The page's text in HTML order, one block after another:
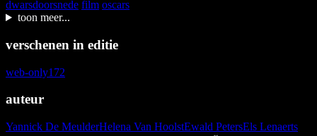
dwarsdoorsnede film oscars
toon meer...
verschenen in editie
web-only172
auteur
Yannick De MeulderHelena Van HoolstEwald PetersEls Lenaerts